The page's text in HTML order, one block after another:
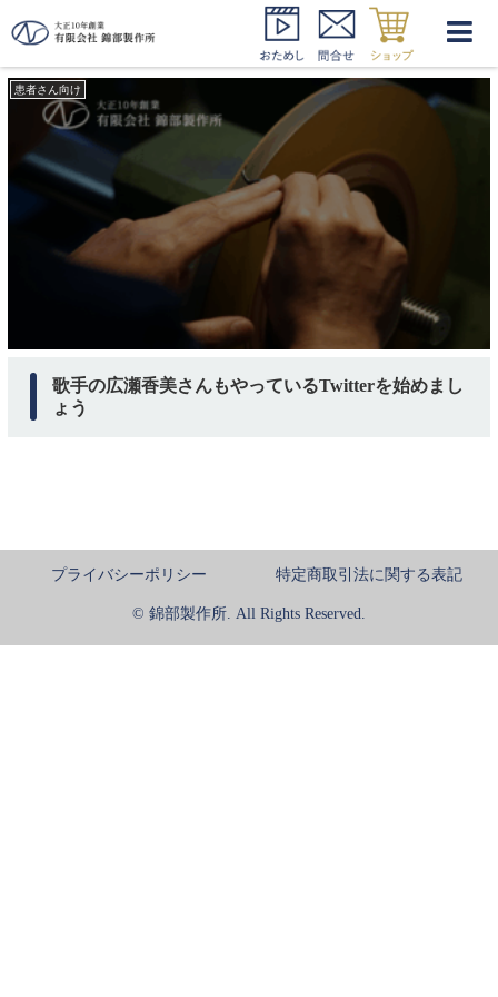
もばついったー
患者さん向け
歌手の広瀬香美さんもやっているTwitterを始めまし
ょう
プライバシーポリシー 特定商取引法に関する表記
© 錦部製作所. All Rights Reserved.